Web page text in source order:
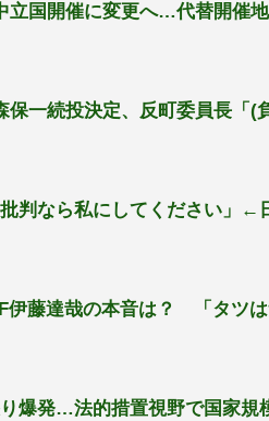
国開催に変更へ…代替開催地
一続投決定、反町委員長「(
批判なら私にしてください」
伊藤達哉の本音は？ 「タツ
爆発…法的措置視野で国家規